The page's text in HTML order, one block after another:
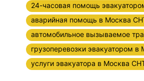
24-часовая помощь
аварийная помощь в Москва
автомобильное вызываемое
грузоперевозки эвакуатором
услуги эвакуатора в Москва